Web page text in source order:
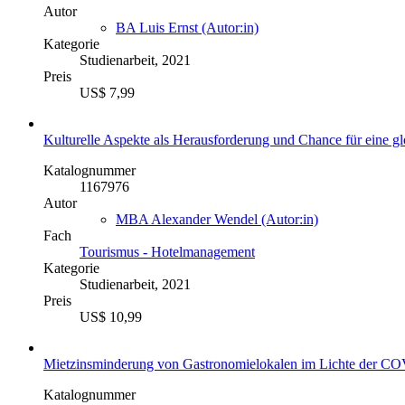
Autor
BA Luis Ernst (Autor:in)
Kategorie
Studienarbeit, 2021
Preis
US$ 7,99
Kulturelle Aspekte als Herausforderung und Chance für eine
Katalognummer
1167976
Autor
MBA Alexander Wendel (Autor:in)
Fach
Tourismus - Hotelmanagement
Kategorie
Studienarbeit, 2021
Preis
US$ 10,99
Mietzinsminderung von Gastronomielokalen im Lichte der
Katalognummer